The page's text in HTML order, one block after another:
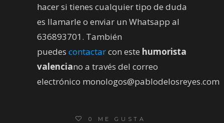
hacer si tienes cualquier tipo de duda
es llamarle o enviar un Whatsapp al
636893701. También
puedes contactarcon este humorista
valenciano a través del correo
electrónico monologos@pablodelosreyes.com
0 ME GUSTA